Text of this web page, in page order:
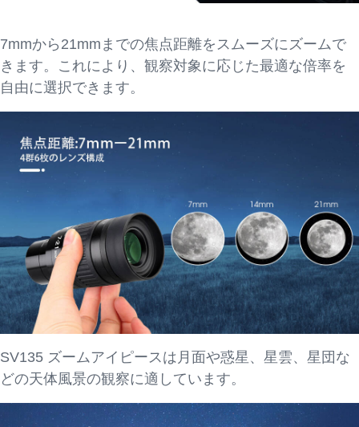
7mmから21mmまでの焦点距離をスムーズにズームで
きます。これにより、観察対象に応じた最適な倍率を
自由に選択できます。
SV135 ズームアイピースは月面や惑星、星雲、星団な
どの天体風景の観察に適しています。